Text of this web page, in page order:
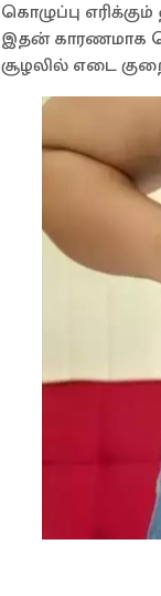
கொழுப்பு
இதன் காரணமாக
சூழலில் எடை